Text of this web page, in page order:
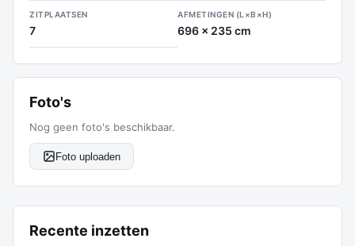
ZITPLAATSEN
7
AFMETINGEN (L×B×H)
696 x 235 cm
Foto's
Nog geen foto's beschikbaar.
Foto uploaden
Recente inzetten